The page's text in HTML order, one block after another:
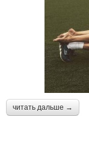
читать дальше →